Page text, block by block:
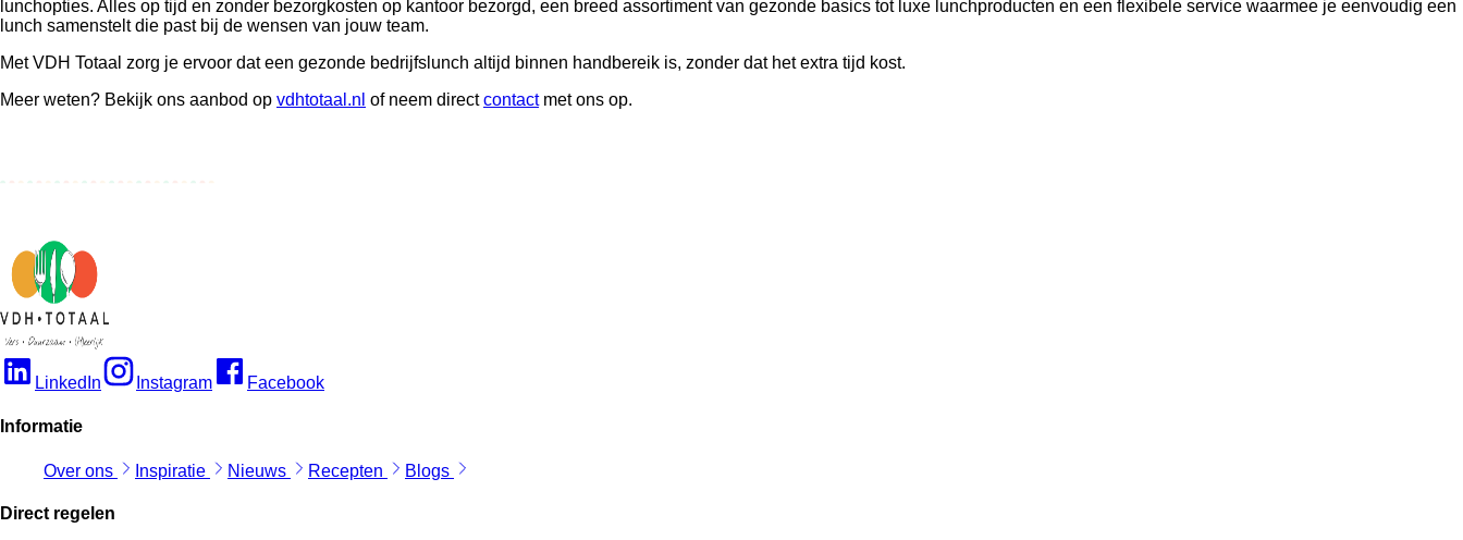
lunchopties. Alles op tijd en zonder bezorgkosten op kantoor bezorgd, een breed assortiment van gezonde basics tot luxe lunchproducten en een flexibele service waarmee je eenvoudig een
lunch samenstelt die past bij de wensen van jouw team.
Met VDH Totaal zorg je ervoor dat een gezonde bedrijfslunch altijd binnen handbereik is, zonder dat het extra tijd kost.
Meer weten? Bekijk ons aanbod op vdhtotaal.nl of neem directcontactmet ons op.
LinkedIn Instagram Facebook
Informatie
Over ons Inspiratie Nieuws Recepten Blogs
Direct regelen